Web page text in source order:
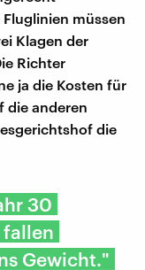
müssen
Klagen der
Richter
ja die Kosten für
die anderen
die
30
fallen
Gewicht."